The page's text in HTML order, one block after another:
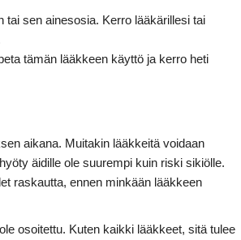
tai sen ainesosia. Kerro lääkärillesi tai
tämän lääkkeen käyttö ja kerro heti
aikana. Muitakin lääkkeitä voidaan
äidille ole suurempi kuin riski sikiölle.
raskautta, ennen minkään lääkkeen
osoitettu. Kuten kaikki lääkkeet, sitä tulee